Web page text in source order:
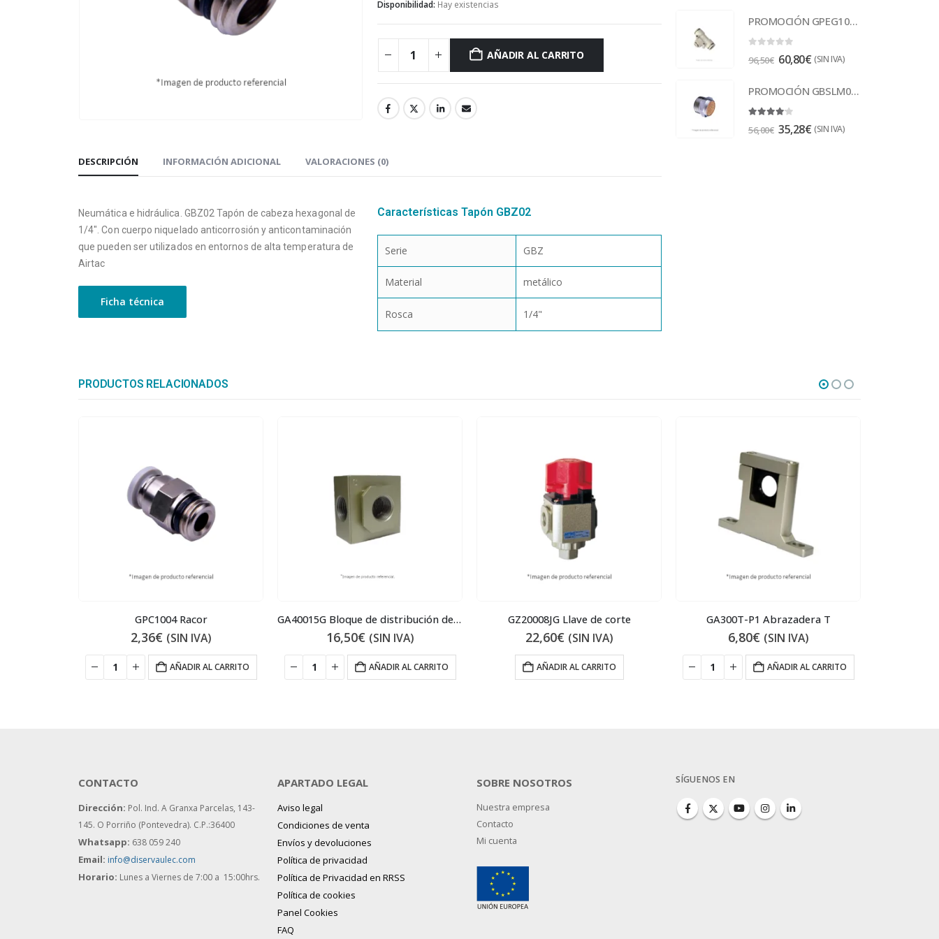
Disponibilidad: Hay existencias
AÑADIR AL CARRITO
DESCRIPCIÓN INFORMACIÓN ADICIONAL VALORACIONES (0)
Neumática e hidráulica. GBZ02 Tapón de cabeza hexagonal de
1/4″. Con cuerpo niquelado anticorrosión y anticontaminación
que pueden ser utilizados en entornos de alta temperatura de
Airtac
Ficha técnica
Características Tapón GBZ02
Serie GBZ
Material metálico
Rosca 1/4"
PROMOCIÓN GPEG10-8 Racor
96,50€ 60,80€ (SIN IVA)
PROMOCIÓN GBSLM02 Escape 1/4
56,00€ 35,28€ (SIN IVA)
PRODUCTOS RELACIONADOS
GPC1004 Racor
2,36€ (SIN IVA)
AÑADIR AL CARRITO
GA40015G Bloque de distribución de aire
16,50€ (SIN IVA)
AÑADIR AL CARRITO
GZ20008JG Llave de corte
22,60€ (SIN IVA)
AÑADIR AL CARRITO
GA300T-P1 Abrazadera T
6,80€ (SIN IVA)
AÑADIR AL CARRITO
CONTACTO
Dirección: Pol. Ind. A Granxa Parcelas, 143-
145. O Porriño (Pontevedra). C.P.:36400
Whatsapp: 638 059 240
Email: info@diservaulec.com
Horario: Lunes a Viernes de 7:00 a 15:00hrs.
APARTADO LEGAL
Aviso legal
Condiciones de venta
Envíos y devoluciones
Política de privacidad
Política de Privacidad en RRSS
Política de cookies
Panel Cookies
FAQ
SOBRE NOSOTROS
Nuestra empresa
Contacto
Mi cuenta
SÍGUENOS EN